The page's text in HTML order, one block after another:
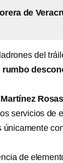
de
del
rumbo
Rosas
servicios de
únicamente
de